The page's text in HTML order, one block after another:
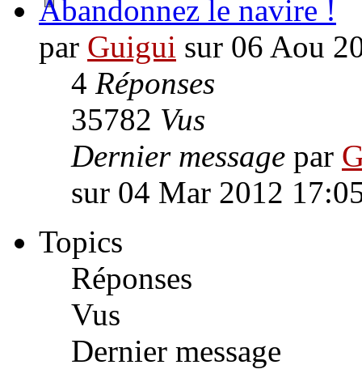
Abandonnez le navire !
par Guigui sur 06 Aou
4 Réponses
35782 Vus
Dernier message par
sur 04 Mar 2012
Topics
Réponses
Vus
Dernier message